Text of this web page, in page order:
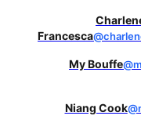
Francesca
My Bouffe
Niang Cook